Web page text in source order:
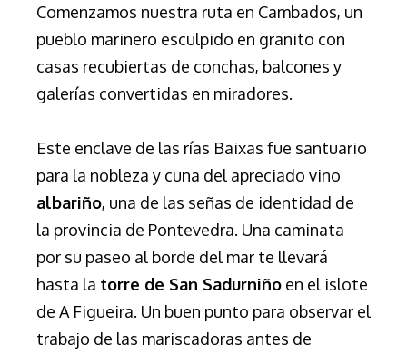
Comenzamos nuestra ruta en Cambados, un
pueblo marinero esculpido en granito con
casas recubiertas de conchas, balcones y
galerías convertidas en miradores.
Este enclave de las rías Baixas fue santuario
para la nobleza y cuna del apreciado vino
albariño, una de las señas de identidad de
la provincia de Pontevedra. Una caminata
por su paseo al borde del mar te llevará
hasta la torre de San Sadurniño en el islote
de A Figueira. Un buen punto para observar el
trabajo de las mariscadoras antes de